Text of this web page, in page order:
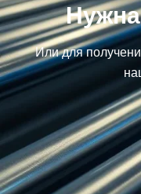
Или для